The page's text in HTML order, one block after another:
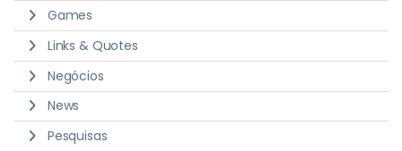
Games
Links & Quotes
Negócios
News
Pesquisas